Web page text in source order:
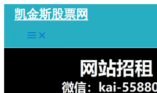
容
凯金斯股票网
Main
Menu